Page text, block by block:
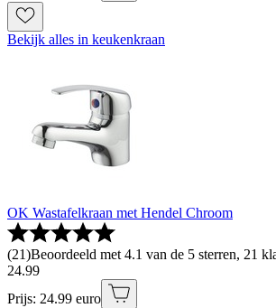
Bekijk alles in keukenkraan
OK Wastafelkraan met Hendel Chroom
(21)Beoordeeld met 4.1 van de 5 sterren, 21
24.99
Prijs: 24.99 euro